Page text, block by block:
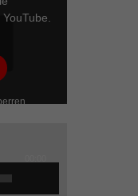
werden
Medien akzeptiert
manuellen Einwilligung